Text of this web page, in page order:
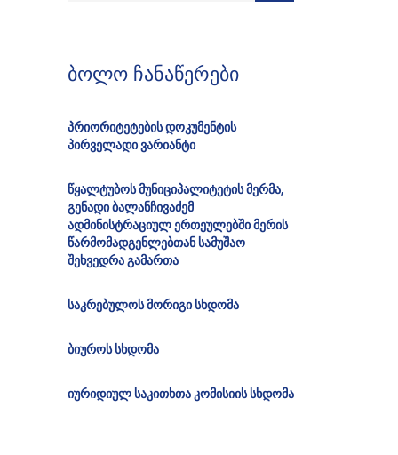
ბოლო ჩანაწერები
პრიორიტეტების დოკუმენტის
პირველადი ვარიანტი
წყალტუბოს მუნიციპალიტეტის მერმა,
გენადი ბალანჩივაძემ
ადმინისტრაციულ ერთეულებში მერის
წარმომადგენლებთან სამუშაო
შეხვედრა გამართა
საკრებულოს მორიგი სხდომა
ბიუროს სხდომა
იურიდიულ საკითხთა კომისიის სხდომა